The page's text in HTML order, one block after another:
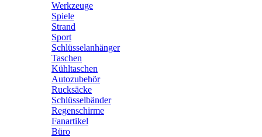
Werkzeuge
Spiele
Strand
Sport
Schlüsselanhänger
Taschen
Kühltaschen
Autozubehör
Rucksäcke
Schlüsselbänder
Regenschirme
Fanartikel
Büro